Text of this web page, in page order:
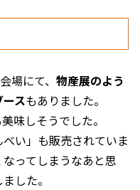
場にて、 物産展のよう
スもありました。
味しそうでした。
い」も販売されていま
ってしまうなあと思
した。